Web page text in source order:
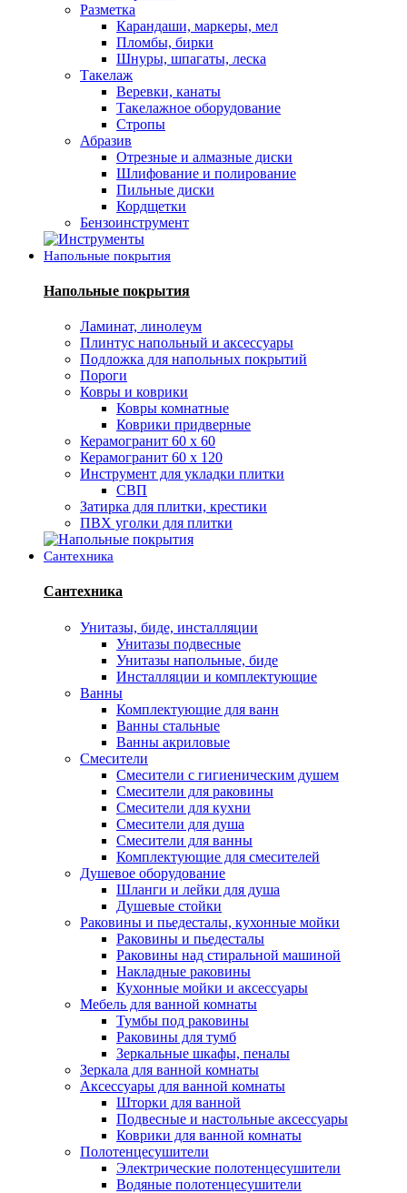
Разметка
Карандаши, маркеры, мел
Пломбы, бирки
Шнуры, шпагаты, леска
Такелаж
Веревки, канаты
Такелажное оборудование
Стропы
Абразив
Отрезные и алмазные диски
Шлифование и полирование
Пильные диски
Кордщетки
Бензоинструмент
Напольные покрытия
Напольные покрытия
Ламинат, линолеум
Плинтус напольный и аксессуары
Подложка для напольных покрытий
Пороги
Ковры и коврики
Ковры комнатные
Коврики придверные
Керамогранит 60 х 60
Керамогранит 60 х 120
Инструмент для укладки плитки
СВП
Затирка для плитки, крестики
ПВХ уголки для плитки
Сантехника
Сантехника
Унитазы, биде, инсталляции
Унитазы подвесные
Унитазы напольные, биде
Инсталляции и комплектующие
Ванны
Комплектующие для ванн
Ванны стальные
Ванны акриловые
Смесители
Смесители с гигиеническим душем
Смесители для раковины
Смесители для кухни
Смесители для душа
Смесители для ванны
Комплектующие для смесителей
Душевое оборудование
Шланги и лейки для душа
Душевые стойки
Раковины и пьедесталы, кухонные мойки
Раковины и пьедесталы
Раковины над стиральной машиной
Накладные раковины
Кухонные мойки и аксессуары
Мебель для ванной комнаты
Тумбы под раковины
Раковины для тумб
Зеркальные шкафы, пеналы
Зеркала для ванной комнаты
Аксессуары для ванной комнаты
Шторки для ванной
Подвесные и настольные аксессуары
Коврики для ванной комнаты
Полотенцесушители
Электрические полотенцесушители
Водяные полотенцесушители